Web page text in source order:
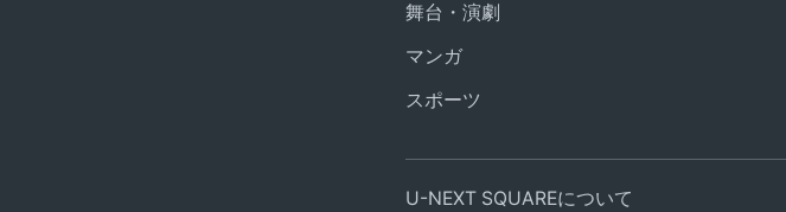
舞台・演劇
マンガ
スポーツ
U-NEXT SQUAREについて